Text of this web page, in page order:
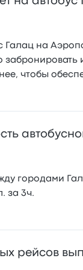
Галац на
чтобы
городами
за 3ч.
рейсов